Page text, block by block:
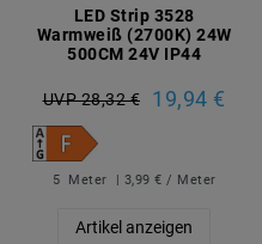
LED Strip 3528
Warmweiß (2700K) 24W
500CM 24V IP44
UVP 28,32 € 19,94 €
5 Meter | 3,99 € / Meter
Artikel anzeigen